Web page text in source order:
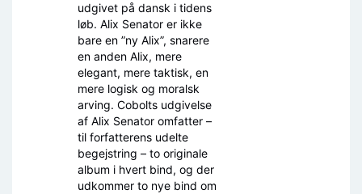
udgivet på dansk i tidens
løb. Alix Senator er ikke
bare en ”ny Alix”, snarere
en anden Alix, mere
elegant, mere taktisk, en
mere logisk og moralsk
arving. Cobolts udgivelse
af Alix Senator omfatter –
til forfatterens udelte
begejstring – to originale
album i hvert bind, og der
udkommer to nye bind om